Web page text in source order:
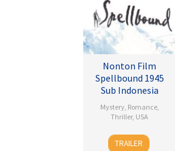
Nonton Film
Spellbound 1945
Sub Indonesia
Mystery, Romance,
Thriller, USA
8
Alfred
TRAILER